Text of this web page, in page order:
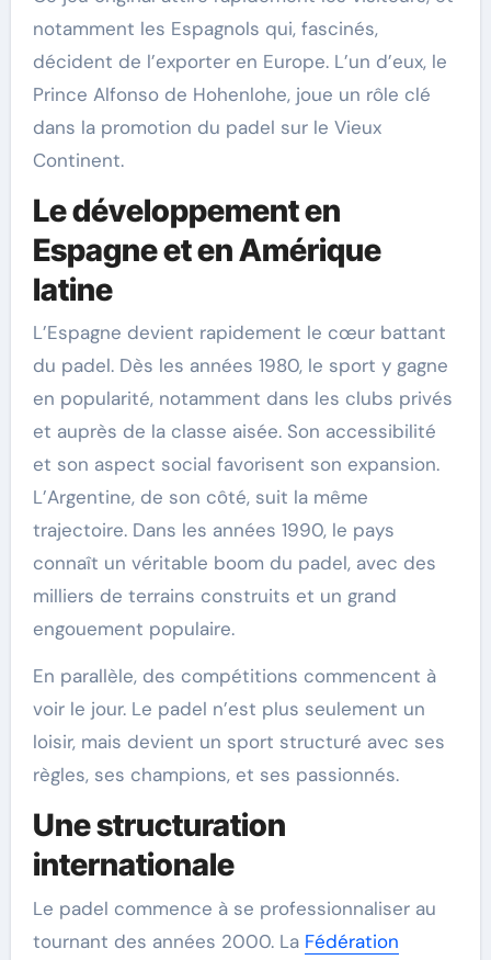
notamment les Espagnols qui, fascinés,
décident de l’exporter en Europe. L’un d’eux, le
Prince Alfonso de Hohenlohe, joue un rôle clé
dans la promotion du padel sur le Vieux
Continent.
Le développement en
Espagne et en Amérique
latine
L’Espagne devient rapidement le cœur battant
du padel. Dès les années 1980, le sport y gagne
en popularité, notamment dans les clubs privés
et auprès de la classe aisée. Son accessibilité
et son aspect social favorisent son expansion.
L’Argentine, de son côté, suit la même
trajectoire. Dans les années 1990, le pays
connaît un véritable boom du padel, avec des
milliers de terrains construits et un grand
engouement populaire.
En parallèle, des compétitions commencent à
voir le jour. Le padel n’est plus seulement un
loisir, mais devient un sport structuré avec ses
règles, ses champions, et ses passionnés.
Une structuration
internationale
Le padel commence à se professionnaliser au
tournant des années 2000. La Fédération